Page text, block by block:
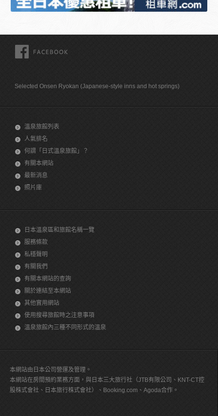
Selected Onsen Ryokan (Japanese-style inns and hot springs)
溫泉旅館列表
人氣排名
何謂「日式溫泉旅館」？
有關本網站
最新消息
照片庫
日本溫泉區和旅館名稱一覽
服務條款
私穩聲明
有關我們
有關本網站的查詢
關於連結至本網站
其他實用網站
使用搜尋旅館時之注意事項
溫泉旅館內三種不同形式的溫泉
本網站由日本公司營運及管理。
本網站在房間預約業務方面，與日本三大旅行社（JTB有限公司、KNT-CT控
股株式會社、日本旅行株式會社）、Booking.com、Agoda合作。